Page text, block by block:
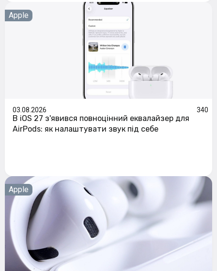
Apple
03.08.2026 340
В iOS 27 з'явився повноцінний еквалайзер для
AirPods: як налаштувати звук під себе
Apple